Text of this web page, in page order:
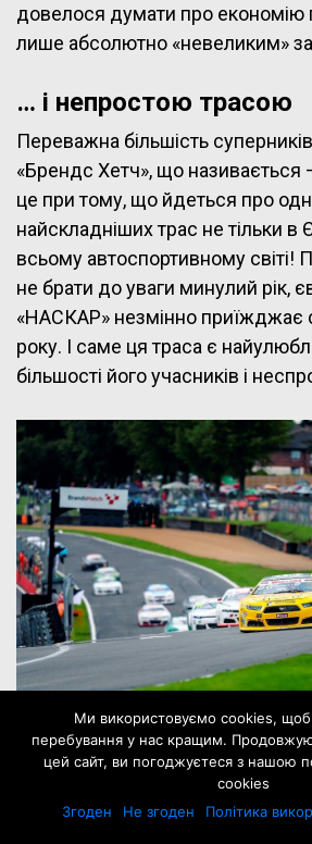
довелося думати про економію
лише абсолютно «невеликим»
… і непростою трасою
Переважна більшість
«Брендс Хетч», що називається –
це при тому, що йдеться про
найскладніших трас не тільки в
всьому автоспортивному світі!
не брати до уваги минулий рік,
«НАСКАР» незмінно приїжджає
року. І саме ця траса є
більшості його учасників і
Якщо не брати до уваги етапи
зовсім мікроскопічному
облаштованому на паркінгу у
Ми використовуємо cookies,
перебування у нас кращим.
цей сайт, ви погоджуєтеся з нашою
cookies
Згоден
Не згоден Політика